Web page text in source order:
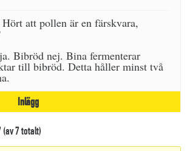
att pollen är en färskvara,
Bibröd nej. Bina fermenterar
till bibröd. Detta håller minst två
Inlägg
7 totalt)